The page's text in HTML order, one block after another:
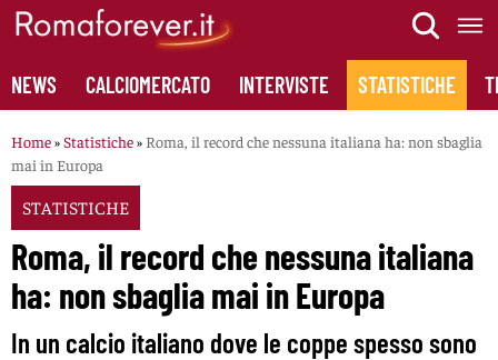
Skip
content
NEWS CALCIOMERCATO INTERVISTE STATISTICHE
Home»Statistiche» Roma, il record che nessuna italiana ha: non sbaglia
mai in Europa
STATISTICHE
Roma, il record che nessuna italiana
ha: non sbaglia mai in Europa
In un calcio italiano dove le coppe spesso sono